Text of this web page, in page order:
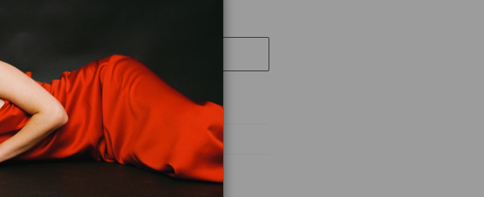
SOLD OUT
Доставка от 2-х рабочих дней
ОБМЕРЫ
СОСТАВ
Сделано в России